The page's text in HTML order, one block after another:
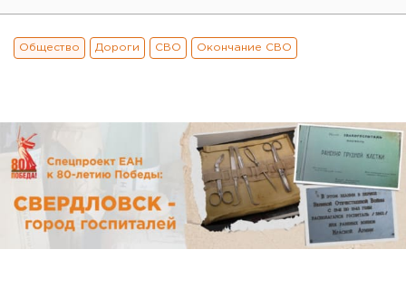
Общество Дороги СВО Окончание СВО